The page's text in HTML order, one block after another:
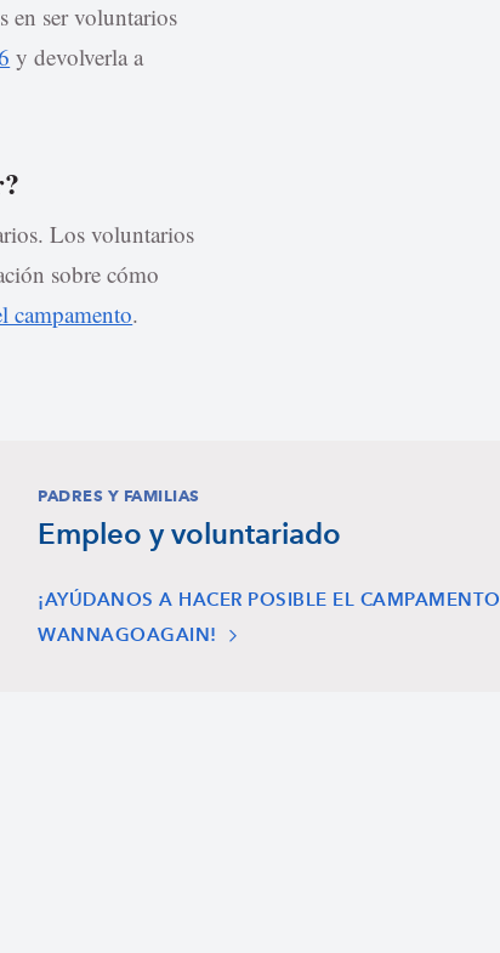
en ser voluntarios
y devolverla a
Los voluntarios
sobre cómo
campamento.
PADRES Y FAMILIAS
Empleo y voluntariado
¡AYÚDANOS A HACER POSIBLE EL CAMPAMENTO
WANNAGOAGAIN!